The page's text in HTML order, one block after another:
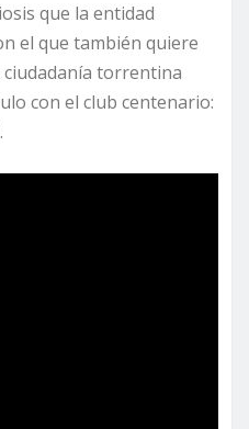
que la entidad
el que también quiere
torrentina
con el club centenario: